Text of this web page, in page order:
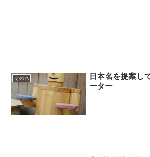
その他
日本名を提案し
ーター